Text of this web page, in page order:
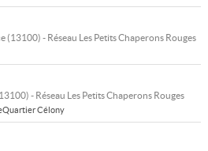
(13100) - Réseau Les Petits Chaperons Rouges
13100) - Réseau Les Petits Chaperons Rouges
Célony